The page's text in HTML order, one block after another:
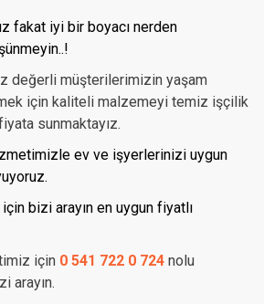
fakat iyi bir boyacı nerden
değerli müşterilerimizin yaşam
için kaliteli malzemeyi temiz işçilik
sunmaktayız.
ev ve işyerlerinizi uygun
için bizi arayın en uygun fiyatlı
için 0 541 722 0 724 nolu
arayın.